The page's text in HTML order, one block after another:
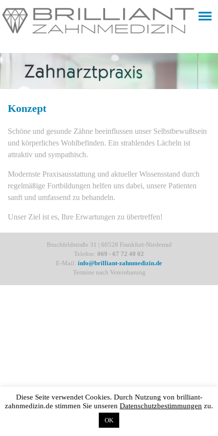
Konzept
Schöne und gesunde Zähne beeinflussen unser Selbstbewußtsein
und körperliches Wohlbefinden. Ein strahlendes Lächeln ist
attraktiv und sympathisch.
Modernste Praxisausstattung und aktueller Wissensstand durch
regelmäßige Fortbildungen helfen uns dabei, unsere Patienten
sanft und umfassend zu behandeln.
Unser Ziel ist es, Ihre Erwartungen zu übertreffen!
Bruchfeldstraße 31 | 60528 Frankfurt-Niederrad
Telefon: 069 - 67 72 40 02
E-Mail: info@brilliant-zahnmedizin.de
Termine nach Vereinbarung
Diese Seite verwendet Cookies. Durch Nutzung von brilliant-
zahnmedizin.de stimmen Sie unseren Datenschutzbestimmungen zu.
OK